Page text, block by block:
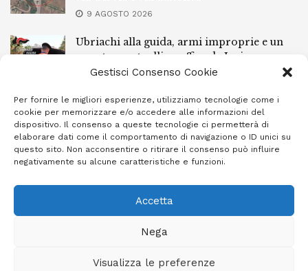
Gestisci Consenso Cookie
Per fornire le migliori esperienze, utilizziamo tecnologie come i
cookie per memorizzare e/o accedere alle informazioni del
dispositivo. Il consenso a queste tecnologie ci permetterà di
elaborare dati come il comportamento di navigazione o ID unici su
questo sito. Non acconsentire o ritirare il consenso può influire
negativamente su alcune caratteristiche e funzioni.
Accetta
Nega
Visualizza le preferenze
9 AGOSTO 2026
Ubriachi alla guida, armi improprie e un
arresto: controlli a raffica da Ispica a
Pozzallo
Scippo a Donnalucata, preso un ventenne
ragusano
8 AGOSTO 2026
Giornale Ibleo © 2023 - Powered byStudio Greco - Consulenza